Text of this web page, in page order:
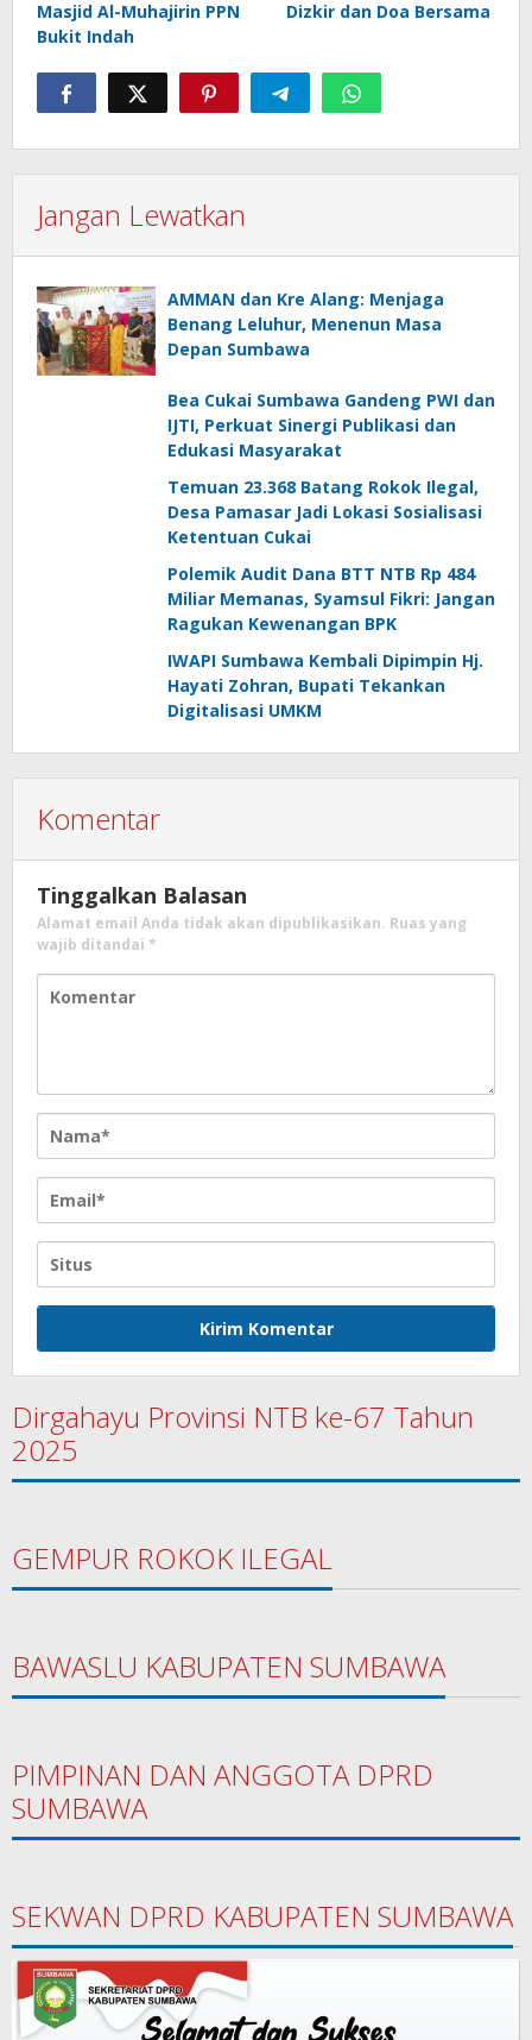
Masjid Al-Muhajirin PPN
Bukit Indah
Dizkir dan Doa Bersama
Jangan Lewatkan
AMMAN dan Kre Alang: Menjaga
Benang Leluhur, Menenun Masa
Depan Sumbawa
Bea Cukai Sumbawa Gandeng PWI dan
IJTI, Perkuat Sinergi Publikasi dan
Edukasi Masyarakat
Temuan 23.368 Batang Rokok Ilegal,
Desa Pamasar Jadi Lokasi Sosialisasi
Ketentuan Cukai
Polemik Audit Dana BTT NTB Rp 484
Miliar Memanas, Syamsul Fikri: Jangan
Ragukan Kewenangan BPK
IWAPI Sumbawa Kembali Dipimpin Hj.
Hayati Zohran, Bupati Tekankan
Digitalisasi UMKM
Komentar
Tinggalkan Balasan
Alamat email Anda tidak akan dipublikasikan. Ruas yang
wajib ditandai *
Dirgahayu Provinsi NTB ke-67 Tahun
2025
GEMPUR ROKOK ILEGAL
BAWASLU KABUPATEN SUMBAWA
PIMPINAN DAN ANGGOTA DPRD
SUMBAWA
SEKWAN DPRD KABUPATEN SUMBAWA